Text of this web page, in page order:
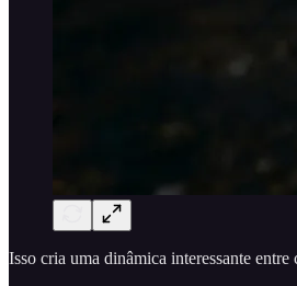
Isso cria uma dinâmica interessante